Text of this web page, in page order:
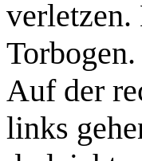
verletzen.
Auf der
links